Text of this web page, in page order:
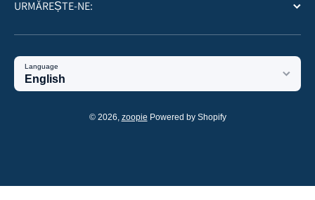
URMĂREȘTE-NE:
Language
English
© 2026, zoopie Powered by Shopify